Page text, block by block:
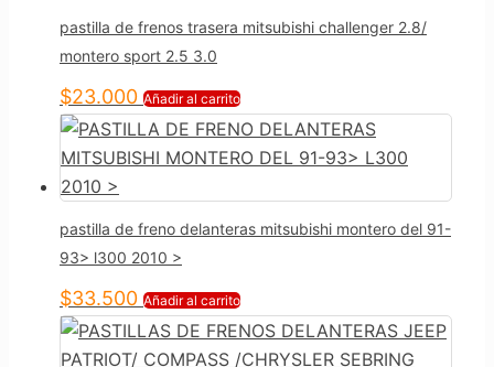
pastilla de frenos trasera mitsubishi challenger 2.8/
montero sport 2.5 3.0
$23.000 Añadir al carrito
pastilla de freno delanteras mitsubishi montero del 91-
93> l300 2010 >
$33.500 Añadir al carrito